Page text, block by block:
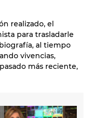
realizado, el
para trasladarle
al tiempo
vivencias,
más reciente,